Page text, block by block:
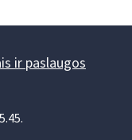
ir paslaugos